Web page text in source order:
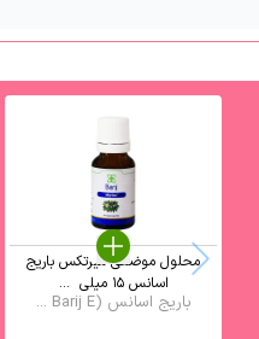
محلول موضعی میرتکس باریج
اسانس ۱۵ میلی ‎ ...
باریج اسانس (Barij E ...